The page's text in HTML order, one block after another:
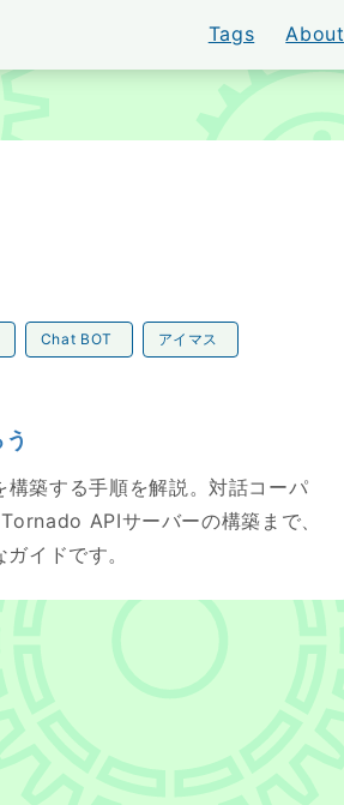
BOYAKI
Tags About
Chat BOT アイマス
築する手順を解説。対話コーパ
APIサーバーの構築まで、
イドです。